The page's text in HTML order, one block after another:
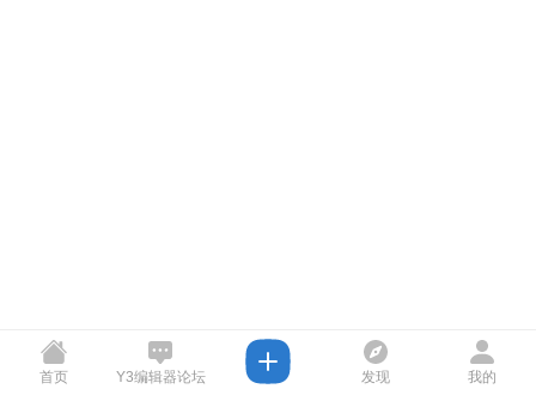
首页 Y3编辑器论坛 发现 我的